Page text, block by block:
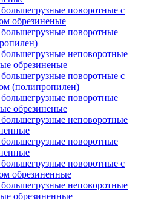
поворотные с
обрезиненые
большегрузные поворотные
большегрузные неповоротные
обрезиненые
поворотные с
(полипропилен)
большегрузные поворотные
обрезиненые
большегрузные неповоротные
большегрузные поворотные
поворотные с
обрезиненные
большегрузные неповоротные
обрезиненные